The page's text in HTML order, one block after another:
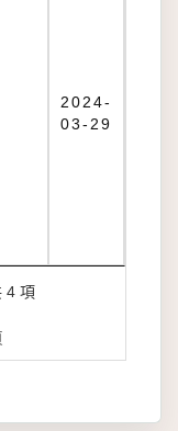
2024-
03-29
4 項